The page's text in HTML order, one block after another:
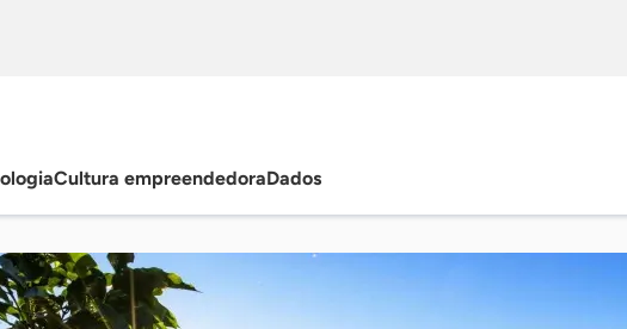
Cultura empreendedoraDados